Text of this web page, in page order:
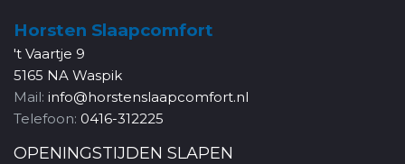
Horsten Slaapcomfort
't Vaartje 9
5165 NA Waspik
Mail: info@horstenslaapcomfort.nl
Telefoon: 0416-312225
OPENINGSTIJDEN SLAPEN